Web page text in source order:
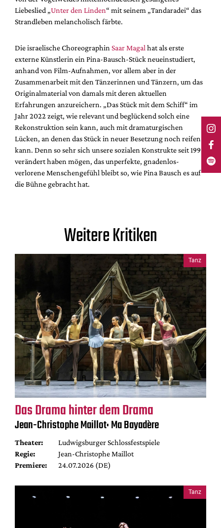
Liebeslied „Unter den Linden“ mit seinem „Tandaradei“ das
Strandleben melancholisch färbte.
Die israelische Choreographin Saar Magal hat als erste
externe Künstlerin ein Pina-Bausch-Stück neueinstudiert,
anhand von Film-Aufnahmen, vor allem aber in der
Zusammenarbeit mit den Tänzerinnen und Tänzern, um das
Originalmaterial von damals mit deren aktuellen
Erfahrungen anzureichern. „Das Stück mit dem Schiff“ im
Jahr 2022 zeigt, wie relevant und beglückend solch eine
Rekonstruktion sein kann, auch mit dramaturgischen
Lücken, an denen das Stück in neuer Besetzung noch reifen
kann. Denn so sehr sich unsere sozialen Konstrukte seit 1993
verändert haben mögen, das unperfekte, gnadenlos-
verlorene Menschengefühl bleibt so, wie Pina Bausch es auf
die Bühne gebracht hat.
Weitere Kritiken
Tanz
Das Drama hinter dem Drama
Jean-Christophe Maillot: Ma Bayadère
Theater:
Ludwigsburger Schlossfestspiele
Regie:
Jean-Christophe Maillot
Premiere:
24.07.2026 (DE)
Tanz